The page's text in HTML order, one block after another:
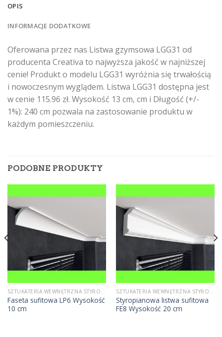
OPIS
INFORMACJE DODATKOWE
Oferowana przez nas Listwa gzymsowa LGG31 od
producenta Creativa to najwyższa jakość w najniższej
cenie! Produkt o modelu LGG31 wyróżnia się trwałością
i nowoczesnym wyglądem. Listwa LGG31 dostępna jest
w cenie 115.96 zł. Wysokość 13 cm, cm i Długość (+/-
1%): 240 cm pozwala na zastosowanie produktu w
każdym pomieszczeniu.
PODOBNE PRODUKTY
SZTUKATERIA WEWNĘTRZNA STYROPIANOWA
Faseta sufitowa LP6 Wysokość
10 cm
SZTUKATERIA WEWNĘTRZNA STYROPIANOWA
Styropianowa listwa sufitowa
FE8 Wysokość 20 cm